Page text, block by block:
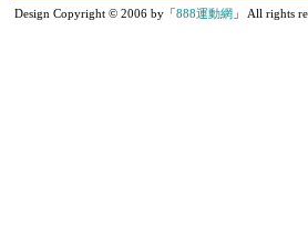
Design Copyright © 2006 by「888運動網 」 All rights